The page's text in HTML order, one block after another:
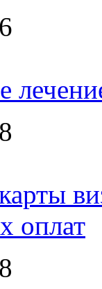
оплат